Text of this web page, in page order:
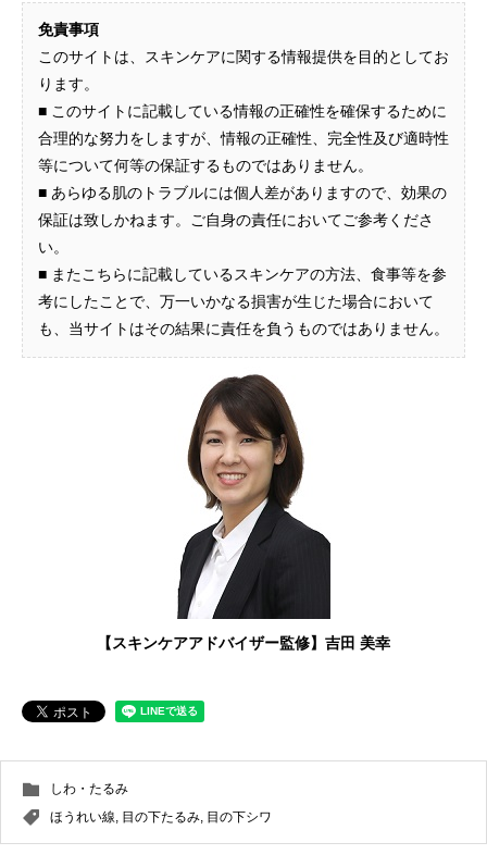
免責事項
このサイトは、スキンケアに関する情報提供を目的としてお
ります。
■ このサイトに記載している情報の正確性を確保するために
合理的な努力をしますが、情報の正確性、完全性及び適時性
等について何等の保証するものではありません。
■ あらゆる肌のトラブルには個人差がありますので、効果の
保証は致しかねます。ご自身の責任においてご参考くださ
い。
■ またこちらに記載しているスキンケアの方法、食事等を参
考にしたことで、万一いかなる損害が生じた場合において
も、当サイトはその結果に責任を負うものではありません。
【スキンケアアドバイザー監修】吉田 美幸
しわ・たるみ
ほうれい線, 目の下たるみ, 目の下シワ